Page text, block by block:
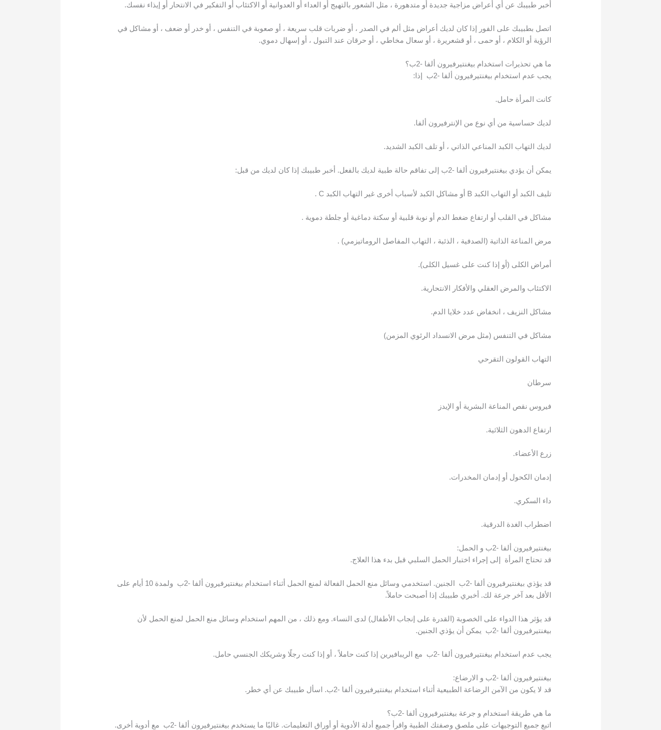
أخبر طبيبك عن أي أعراض مزاجية جديدة أو متدهورة ، مثل الشعور بالتهيج أو العداء أو العدوانية أو الاكتئاب أو التفكير في الانتحار أو إيذاء نفسك.
اتصل بطبيبك على الفور إذا كان لديك أعراض مثل ألم في الصدر ، أو ضربات قلب سريعة ، أو صعوبة في التنفس ، أو خدر أو ضعف ، أو مشاكل في
الرؤية أو الكلام ، أو حمى ، أو قشعريرة ، أو سعال مخاطي ، أو حرقان عند التبول ، أو إسهال دموي.
ما هي تحذيرات استخدام بيغنتيرفيرون ألفا -2ب؟
يجب عدم استخدام بيغنتيرفيرون ألفا -2ب إذا:
كانت المرأة حامل.
لديك حساسية من أي نوع من الإنترفيرون ألفا.
لديك التهاب الكبد المناعي الذاتي ، أو تلف الكبد الشديد.
يمكن أن يؤدي بيغنتيرفيرون ألفا -2ب إلى تفاقم حالة طبية لديك بالفعل. أخبر طبيبك إذا كان لديك من قبل:
تليف الكبد أو التهاب الكبد B أو مشاكل الكبد لأسباب أخرى غير التهاب الكبد C .
مشاكل في القلب أو ارتفاع ضغط الدم أو نوبة قلبية أو سكتة دماغية أو جلطة دموية .
مرض المناعة الذاتية (الصدفية ، الذئبة ، التهاب المفاصل الروماتيزمي) .
أمراض الكلى (أو إذا كنت على غسيل الكلى).
الاكتئاب والمرض العقلي والأفكار الانتحارية.
مشاكل النزيف ، انخفاض عدد خلايا الدم.
مشاكل في التنفس (مثل مرض الانسداد الرئوي المزمن)
التهاب القولون التقرحي
سرطان
فيروس نقص المناعة البشرية أو الإيدز
ارتفاع الدهون الثلاثية.
زرع الأعضاء.
إدمان الكحول أو إدمان المخدرات.
داء السكري.
اضطراب الغدة الدرقية.
بيغنتيرفيرون ألفا -2ب و الحمل:
قد تحتاج المرأة إلى إجراء اختبار الحمل السلبي قبل بدء هذا العلاج.
قد يؤذي بيغنتيرفيرون ألفا -2ب الجنين. استخدمي وسائل منع الحمل الفعالة لمنع الحمل أثناء استخدام بيغنتيرفيرون ألفا -2ب ولمدة 10 أيام على
الأقل بعد آخر جرعة لك. أخبري طبيبك إذا أصبحت حاملاً.
قد يؤثر هذا الدواء على الخصوبة (القدرة على إنجاب الأطفال) لدى النساء. ومع ذلك ، من المهم استخدام وسائل منع الحمل لمنع الحمل لأن
بيغنتيرفيرون ألفا -2ب يمكن أن يؤذي الجنين.
يجب عدم استخدام بيغنتيرفيرون ألفا -2ب مع الريبافيرين إذا كنت حاملاً ، أو إذا كنت رجلًا وشريكك الجنسي حامل.
بيغنتيرفيرون ألفا -2ب و الارضاع:
قد لا يكون من الآمن الرضاعة الطبيعية أثناء استخدام بيغنتيرفيرون ألفا -2ب. اسأل طبيبك عن أي خطر.
ما هي طريقة استخدام و جرعة بيغنتيرفيرون ألفا -2ب؟
اتبع جميع التوجيهات على ملصق وصفتك الطبية واقرأ جميع أدلة الأدوية أو أوراق التعليمات. غالبًا ما يستخدم بيغنتيرفيرون ألفا -2ب مع أدوية أخرى.